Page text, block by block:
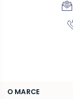
O MARCE